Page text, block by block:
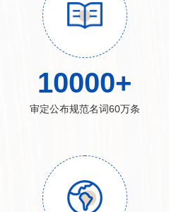
10000+
审定公布规范名词60万条